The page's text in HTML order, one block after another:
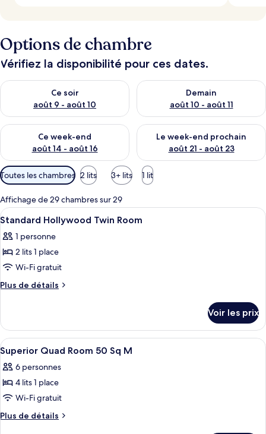
Options de chambre
Vérifiez la disponibilité pour ces dates.
Ce soir
août 9 - août 10
Vérifier la disponibilité pour ce soir août 9 - août 10
Demain
août 10 - août 11
Vérifier la disponibilité pour
Ce week-end
août 14 - août 16
Vérifier la disponibilité pour ce week-end août 14 - août 16
Le week-end prochain
août 21 - août 23
Vérifier la disponibilité pour
Filtres
disponibles
pour
les
chambres
Toutes les chambres 2 lits 3+ lits 1 lit
Affichage de 29 chambres sur 29
Afficher
toutes
les
photos
pour
ce
chambre :
Standard
Hollywood
Twin
Room
Une chambre d’hôtel avec deux
1
Standard Hollywood Twin Room
1 personne
2 lits 1 place
Wi-Fi gratuit
Plus de détails
Plus
le
type
de
chambre
Standard
Hollywood
Room
Voir les prix
Afficher
toutes
les
photos
pour
ce
Une chambre d’hôtel avec quatre
1
Superior Quad Room 50 Sq M
6 personnes
4 lits 1 place
Wi-Fi gratuit
Plus de détails
Plus